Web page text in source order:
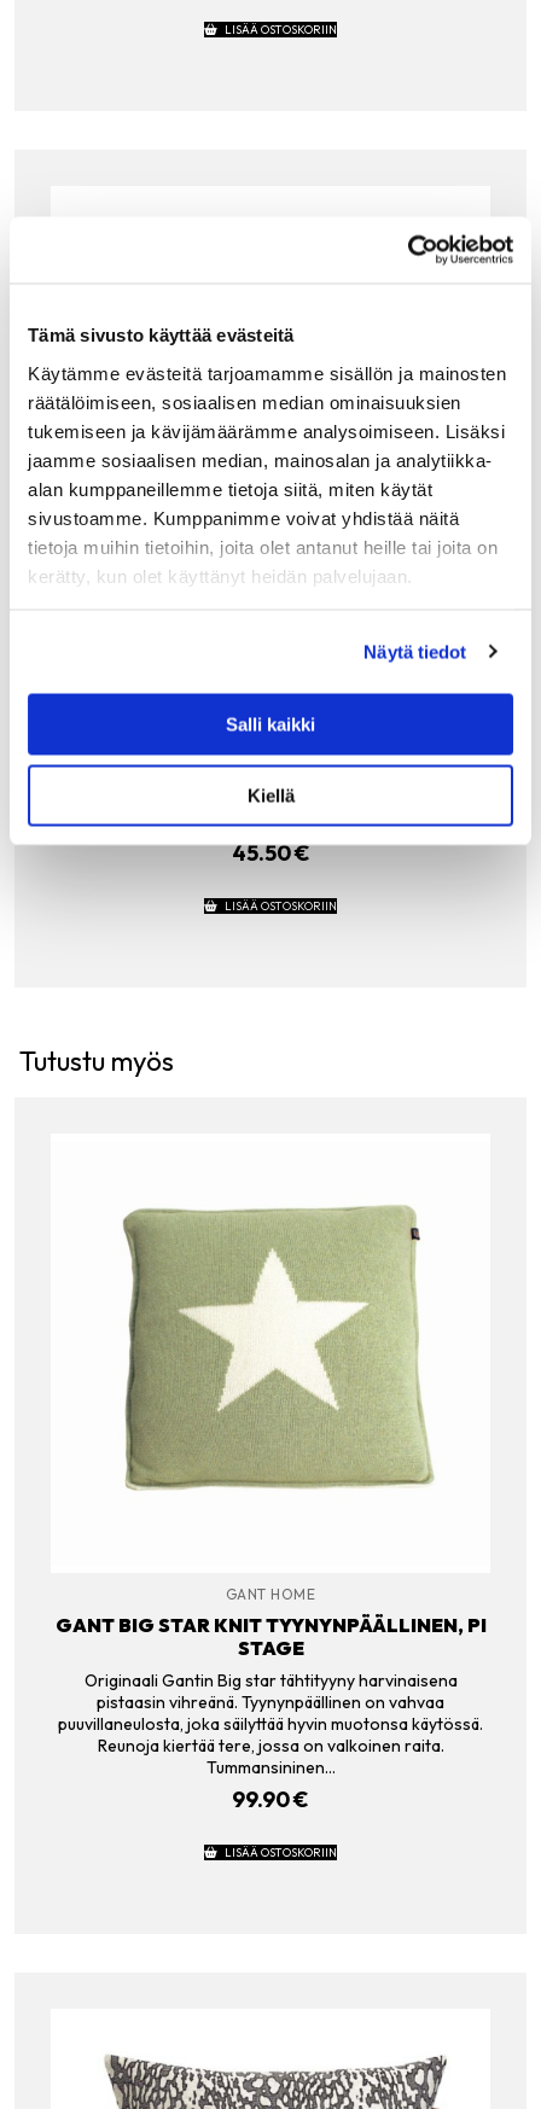
Tämä sivusto käyttää evästeitä
Käytämme evästeitä tarjoamamme sisällön ja mainosten
räätälöimiseen, sosiaalisen median ominaisuuksien
tukemiseen ja kävijämäärämme analysoimiseen. Lisäksi
jaamme sosiaalisen median, mainosalan ja analytiikka-
alan kumppaneillemme tietoja siitä, miten käytät
sivustoamme. Kumppanimme voivat yhdistää näitä
tietoja muihin tietoihin, joita olet antanut heille tai joita on
kerätty, kun olet käyttänyt heidän palvelujaan.
Näytä tiedot
Salli kaikki
Kiellä
LISÄÄ OSTOSKORIIN
RK RED
Gantin ylelliset käsipyyhkeet ovat myös täydelliset
vieraspyyhkeet. Organic Premium -pyyhkeet on
luomupuuvillasta. Froteepintaiset pyyhkeet ovat erittäin
imukykyisiä ja materiaalin…
45.50€
LISÄÄ OSTOSKORIIN
Tutustu myös
GANT HOME
GANT BIG STAR KNIT TYYNYNPÄÄLLINEN, PI
STAGE
Originaali Gantin Big star tähtityyny harvinaisena
pistaasin vihreänä. Tyynynpäällinen on vahvaa
puuvillaneulosta, joka säilyttää hyvin muotonsa käytössä.
Reunoja kiertää tere, jossa on valkoinen raita.
Tummansininen…
99.90€
LISÄÄ OSTOSKORIIN